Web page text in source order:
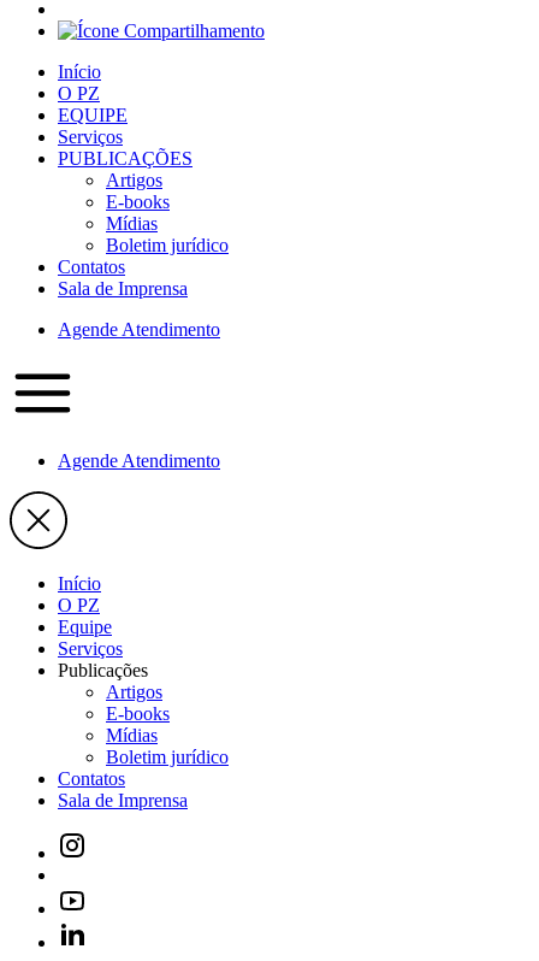
Início
O PZ
EQUIPE
Serviços
PUBLICAÇÕES
Artigos
E-books
Mídias
Boletim jurídico
Contatos
Sala de Imprensa
Agende Atendimento
Agende Atendimento
Início
O PZ
Equipe
Serviços
Publicações
Artigos
E-books
Mídias
Boletim jurídico
Contatos
Sala de Imprensa